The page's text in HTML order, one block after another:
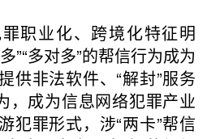
业化、跨境化特征明
”“多对多”的帮信行为成为
供非法软件、“解封”服务
，成为信息网络犯罪产业
犯罪形式，涉“两卡”帮信